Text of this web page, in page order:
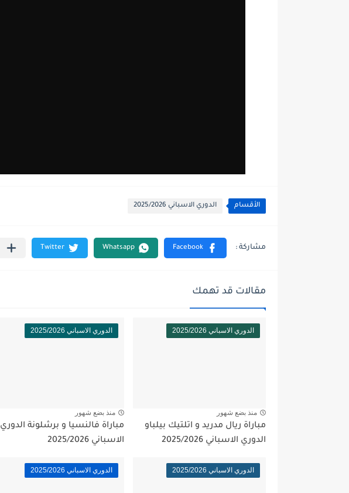
الأقسام الدوري الاسباني 2025/2026
مقالات قد تهمك
الدوري الاسباني 2025/2026
منذ بضع شهور
مباراة ريال مدريد و اتلتيك بيلباو
الدوري الاسباني 2025/2026
الدوري الاسباني 2025/2026
منذ بضع شهور
مباراة فالنسيا و برشلونة الدوري
الاسباني 2025/2026
الدوري الاسباني 2025/2026 الدوري الاسباني 2025/2026